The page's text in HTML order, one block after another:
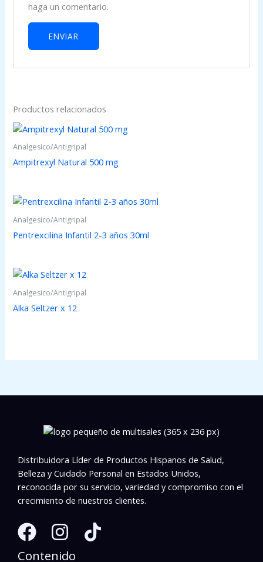
haga un comentario.
Productos relacionados
Analgesico/Antigripal
Ampitrexyl Natural 500 mg
Analgesico/Antigripal
Pentrexcilina Infantil 2-3 años 30ml
Analgesico/Antigripal
Alka Seltzer x 12
Distribuidora Líder de Productos Hispanos de Salud,
Belleza y Cuidado Personal en Estados Unidos,
reconocida por su servicio, variedad y compromiso con el
crecimiento de nuestros clientes.
Contenido